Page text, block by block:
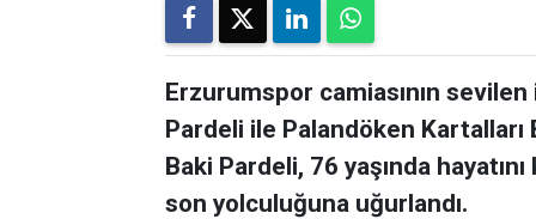
Erzurumspor camiasının
Pardeli ile Palandöken Kartalları
Baki Pardeli, 76 yaşında
son yolculuğuna uğurlandı.